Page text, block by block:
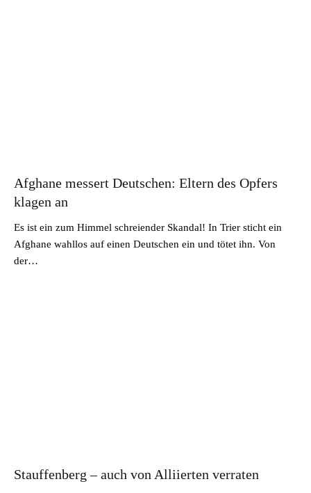
Afghane messert Deutschen: Eltern des Opfers
klagen an
Es ist ein zum Himmel schreiender Skandal! In Trier sticht ein
Afghane wahllos auf einen Deutschen ein und tötet ihn. Von
der…
Stauffenberg – auch von Alliierten verraten